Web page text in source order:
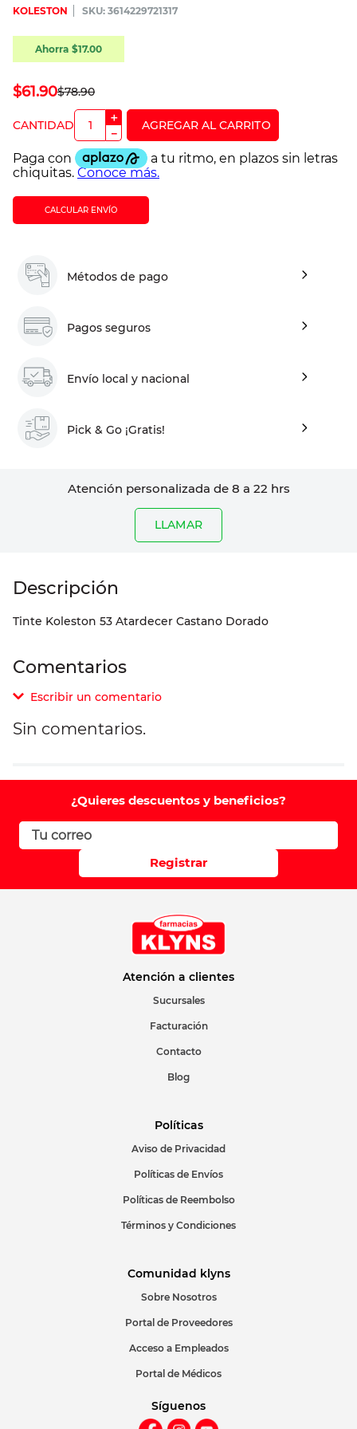
KOLESTON :3614229721317
Ahorra $17.00
$78.90
$61.90
＋
－
CALCULAR ENVÍO
Métodos de pago
Pagos seguros
Envío local y nacional
Pick & Go ¡Gratis!
Atención personalizada de 8 a 22 hrs
LLAMAR
Tinte Koleston 53 Atardecer Castano Dorado
Comentarios
Escribir un comentario
Comentario
Califique el producto de 1 a 5 estrellas
Correo electrónico
ENVIAR COMENTARIO
Sin comentarios.
¿Quieres descuentos y beneficios?
Registrar
Atención a clientes
Sucursales
Facturación
Contacto
Blog
Políticas
Aviso de Privacidad
Políticas de Envíos
Políticas de Reembolso
Términos y Condiciones
Comunidad klyns
Sobre Nosotros
Portal de Proveedores
Acceso a Empleados
Portal de Médicos
Síguenos